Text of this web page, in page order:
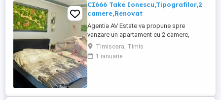
CI666 Take Ionescu,Tipografilor,2
camere,Renovat
Agentia AV Estate va propune spre
vanzare un apartament cu 2 camere,
complet RENOVAT si UTILAT, cu
suprafata utila de 47 mp, situat la Et.2 din
2,, in zona Tipografilor,langa Take
Timisoara, Timis
1 ianuarie